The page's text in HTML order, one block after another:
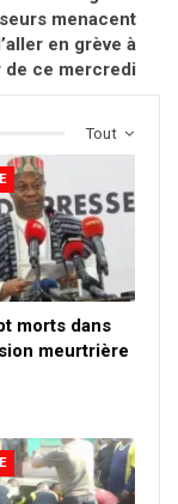
menacent
en grève à
de ce mercredi
Tout
morts dans
meurtrière